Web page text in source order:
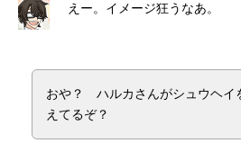
えー。イメージ狂うなあ。
おや？ ハルカさんがシュウヘイ
えてるぞ？